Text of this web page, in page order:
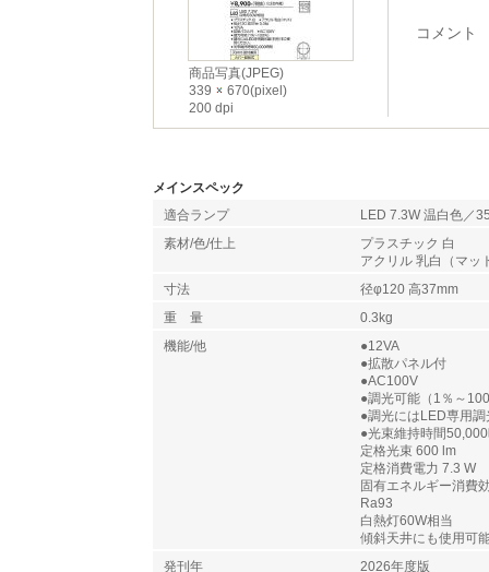
商品写真(JPEG)
339
670(pixel)
200 dpi
コメント
メインスペック
適合ランプ
LED 7.3W 温白色／
素材/色/仕上
プラスチック 白
アクリル 乳白（マッ
寸法
径φ120 高37mm
重 量
0.3kg
機能/他
●12VA
●拡散パネル付
●AC100V
●調光可能（1％～
●調光にはLED専用
●光束維持時間
定格光束 600 lm
定格消費電力 7.3 W
固有エネルギー消費
Ra93
白熱灯60W相当
傾斜天井にも使用可
発刊年
2026年度版